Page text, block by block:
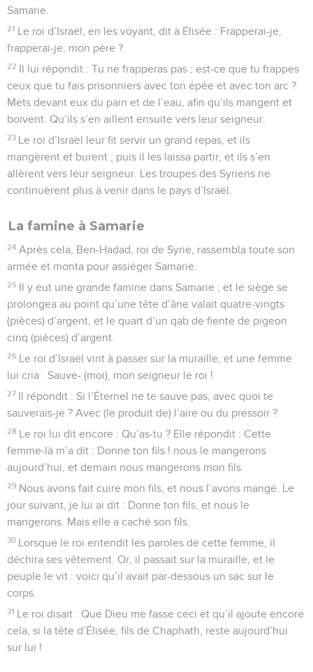
Samarie.
21 Le roi d’Israël, en les voyant, dit à Élisée : Frapperai-je,
frapperai-je, mon père ?
22 Il lui répondit : Tu ne frapperas pas ; est-ce que tu frappes
ceux que tu fais prisonniers avec ton épée et avec ton arc ?
Mets devant eux du pain et de l’eau, afin qu’ils mangent et
boivent. Qu’ils s’en aillent ensuite vers leur seigneur.
23 Le roi d’Israël leur fit servir un grand repas, et ils
mangèrent et burent ; puis il les laissa partir, et ils s’en
allèrent vers leur seigneur. Les troupes des Syriens ne
continuèrent plus à venir dans le pays d’Israël.
La famine à Samarie
24 Après cela, Ben-Hadad, roi de Syrie, rassembla toute son
armée et monta pour assiéger Samarie.
25 Il y eut une grande famine dans Samarie ; et le siège se
prolongea au point qu’une tête d’âne valait quatre-vingts
(pièces) d’argent, et le quart d’un qab de fiente de pigeon
cinq (pièces) d’argent.
26 Le roi d’Israël vint à passer sur la muraille, et une femme
lui cria : Sauve- (moi), mon seigneur le roi !
27 Il répondit : Si l’Éternel ne te sauve pas, avec quoi te
sauverais-je ? Avec (le produit de) l’aire ou du pressoir ?
28 Le roi lui dit encore : Qu’as-tu ? Elle répondit : Cette
femme-là m’a dit : Donne ton fils ! nous le mangerons
aujourd’hui, et demain nous mangerons mon fils.
29 Nous avons fait cuire mon fils, et nous l’avons mangé. Le
jour suivant, je lui ai dit : Donne ton fils, et nous le
mangerons. Mais elle a caché son fils.
30 Lorsque le roi entendit les paroles de cette femme, il
déchira ses vêtement. Or, il passait sur la muraille, et le
peuple le vit : voici qu’il avait par-dessous un sac sur le
corps.
31 Le roi disait : Que Dieu me fasse ceci et qu’il ajoute encore
cela, si la tête d’Élisée, fils de Chaphath, reste aujourd’hui
sur lui !